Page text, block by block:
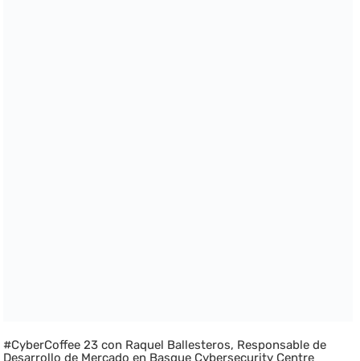
#CyberCoffee 23 con Raquel Ballesteros, Responsable de